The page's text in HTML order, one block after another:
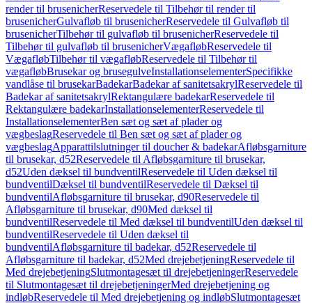
render til brusenicherReservedele til Tilbehør til render til
brusenicherGulvafløb til brusenicherReservedele til Gulvafløb til
brusenicherTilbehør til gulvafløb til brusenicherReservedele til
Tilbehør til gulvafløb til brusenicherVægafløbReservedele til
VægafløbTilbehør til vægafløbReservedele til Tilbehør til
vægafløbBrusekar og brusegulveInstallationselementerSpecifikke
vandlåse til brusekarBadekarBadekar af sanitetsakrylReservedele til
Badekar af sanitetsakrylRektangulære badekarReservedele til
Rektangulære badekarInstallationselementerReservedele til
InstallationselementerBen sæt og sæt af plader og
vægbeslagReservedele til Ben sæt og sæt af plader og
vægbeslagApparattilslutninger til doucher & badekarAfløbsgarniture
til brusekar, d52Reservedele til Afløbsgarniture til brusekar,
d52Uden dæksel til bundventilReservedele til Uden dæksel til
bundventilDæksel til bundventilReservedele til Dæksel til
bundventilAfløbsgarniture til brusekar, d90Reservedele til
Afløbsgarniture til brusekar, d90Med dæksel til
bundventilReservedele til Med dæksel til bundventilUden dæksel til
bundventilReservedele til Uden dæksel til
bundventilAfløbsgarniture til badekar, d52Reservedele til
Afløbsgarniture til badekar, d52Med drejebetjeningReservedele til
Med drejebetjeningSlutmontagesæt til drejebetjeningerReservedele
til Slutmontagesæt til drejebetjeningerMed drejebetjening og
indløbReservedele til Med drejebetjening og indløbSlutmontagesæt